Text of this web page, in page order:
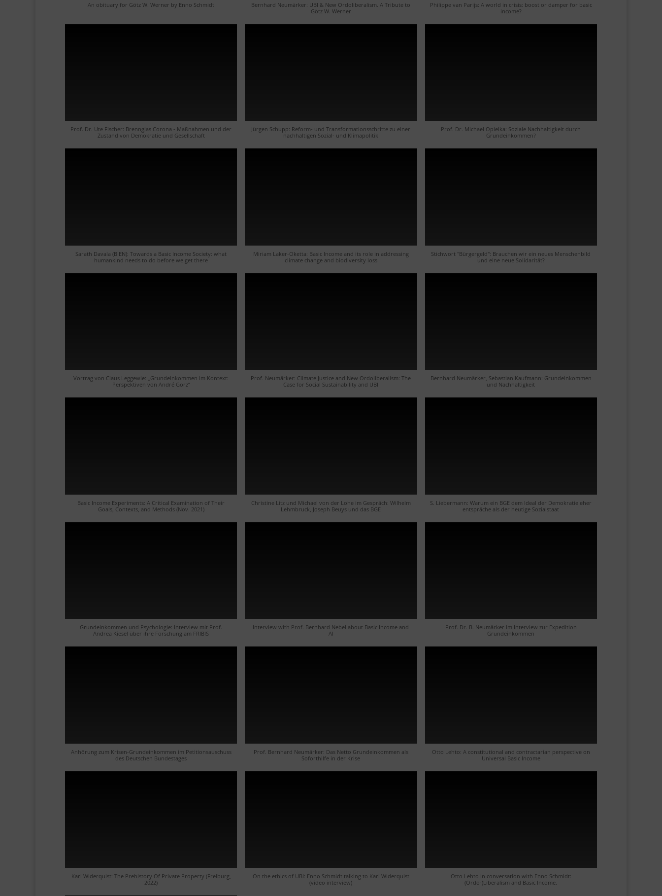
An obituary for Götz W. Werner by Enno Schmidt
Bernhard Neumärker: UBI & New Ordoliberalism. A Tribute to
Götz W. Werner
Philippe van Parijs: A world in crisis: boost or damper for basic
income?
Prof. Dr. Ute Fischer: Brennglas Corona - Maßnahmen und der
Zustand von Demokratie und Gesellschaft
Jürgen Schupp: Reform- und Transformationsschritte zu einer
nachhaltigen Sozial- und Klimapolitik
Prof. Dr. Michael Opielka: Soziale Nachhaltigkeit durch
Grundeinkommen?
Sarath Davala (BIEN): Towards a Basic Income Society: what
humankind needs to do before we get there
Miriam Laker-Oketta: Basic Income and its role in addressing
climate change and biodiversity loss
Stichwort "Bürgergeld": Brauchen wir ein neues Menschenbild
und eine neue Solidarität?
Vortrag von Claus Leggewie: „Grundeinkommen im Kontext:
Perspektiven von André Gorz“
Prof. Neumärker: Climate Justice and New Ordoliberalism: The
Case for Social Sustainability and UBI
Bernhard Neumärker, Sebastian Kaufmann: Grundeinkommen
und Nachhaltigkeit
Basic Income Experiments: A Critical Examination of Their
Goals, Contexts, and Methods (Nov. 2021)
Christine Litz und Michael von der Lohe im Gespräch: Wilhelm
Lehmbruck, Joseph Beuys und das BGE
S. Liebermann: Warum ein BGE dem Ideal der Demokratie eher
entspräche als der heutige Sozialstaat
Grundeinkommen und Psychologie: Interview mit Prof.
Andrea Kiesel über ihre Forschung am FRIBIS
Interview with Prof. Bernhard Nebel about Basic Income and
AI
Prof. Dr. B. Neumärker im Interview zur Expedition
Grundeinkommen
Anhörung zum Krisen-Grundeinkommen im Petitionsauschuss
des Deutschen Bundestages
Prof. Bernhard Neumärker: Das Netto Grundeinkommen als
Soforthilfe in der Krise
Otto Lehto: A constitutional and contractarian perspective on
Universal Basic Income
Karl Widerquist: The Prehistory Of Private Property (Freiburg,
2022)
On the ethics of UBI: Enno Schmidt talking to Karl Widerquist
(video interview)
Otto Lehto in conversation with Enno Schmidt:
(Ordo-)Liberalism and Basic Income.